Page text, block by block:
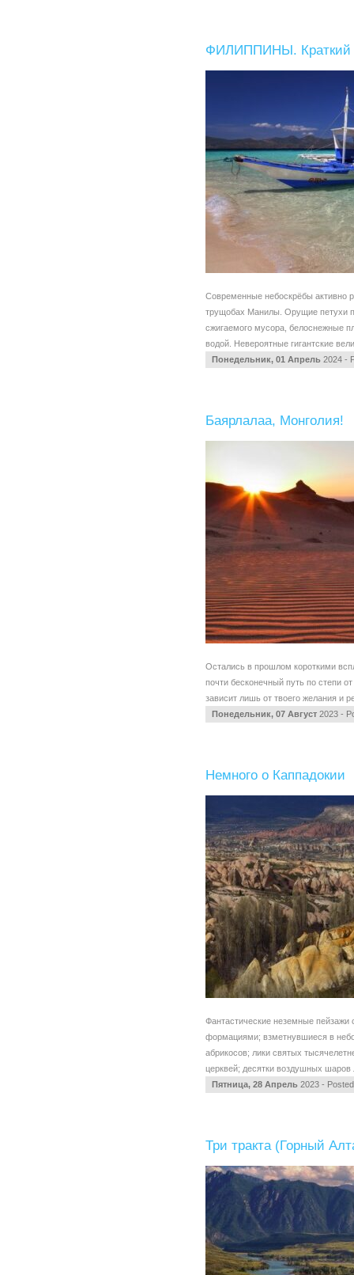
ФИЛИППИНЫ. Краткий
Современные небоскрёбы активно
трущобах Манилы. Орущие петухи
сжигаемого мусора, белоснежные
водой. Невероятные гигантские
Понедельник, 01 Апрель2024 -
Баярлалаа, Монголия!
Остались в прошлом короткими
почти бесконечный путь по степи
зависит лишь от твоего желания и
Понедельник, 07 Август2023 -
Немного о Каппадокии
Фантастические неземные
формациями; взметнувшиеся в
абрикосов; лики святых
церквей; десятки воздушных
Пятница, 28 Апрель2023 -
Три тракта (Горный